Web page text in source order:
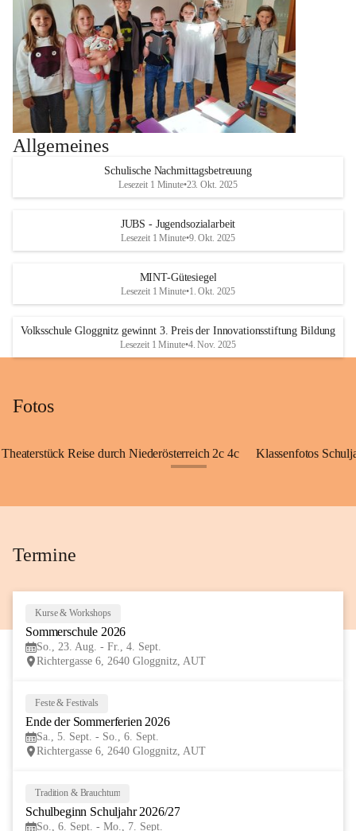
Allgemeines
Schulische Nachmittagsbetreuung
Lesezeit 1 Minute•23. Okt. 2025
JUBS - Jugendsozialarbeit
Lesezeit 1 Minute•9. Okt. 2025
MINT-Gütesiegel
Lesezeit 1 Minute•1. Okt. 2025
Volksschule Gloggnitz gewinnt 3. Preis der Innovationsstiftung Bildung
Lesezeit 1 Minute•4. Nov. 2025
Fotos
Theaterstück Reise durch Niederösterreich 2c 4c Klassenfotos
Termine
Kurse & Workshops
Sommerschule 2026
So., 23. Aug. - Fr., 4. Sept.
Richtergasse 6, 2640 Gloggnitz, AUT
Feste & Festivals
Ende der Sommerferien 2026
Sa., 5. Sept. - So., 6. Sept.
Richtergasse 6, 2640 Gloggnitz, AUT
Tradition & Brauchtum
Schulbeginn Schuljahr 2026/27
So., 6. Sept. - Mo., 7. Sept.